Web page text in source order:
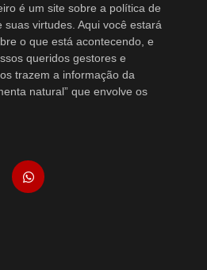
é um site sobre a política de
virtudes. Aqui você estará
o que está acontecendo, e
queridos gestores e
trazem a informação da
natural” que envolve os